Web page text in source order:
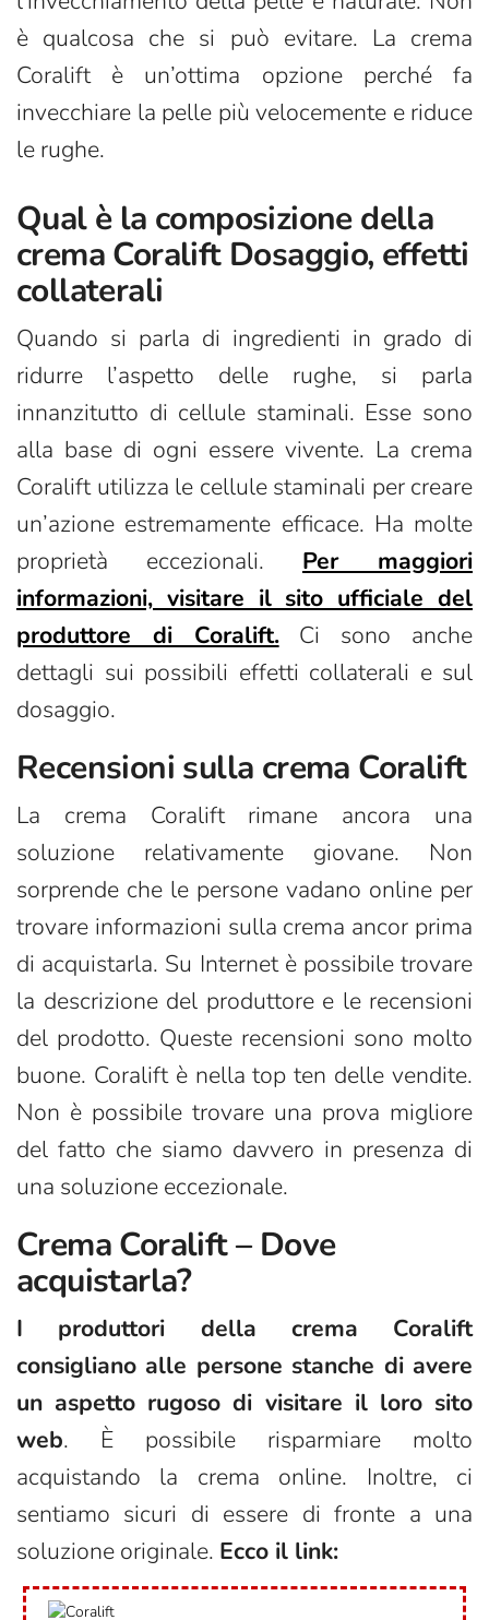
è qualcosa che si può evitare. La crema
Coralift è un’ottima opzione perché fa
invecchiare la pelle più velocemente e riduce
le rughe.
Qual è la composizione della
crema Coralift Dosaggio, effetti
collaterali
Quando si parla di ingredienti in grado di
ridurre l’aspetto delle rughe, si parla
innanzitutto di cellule staminali. Esse sono
alla base di ogni essere vivente. La crema
Coralift utilizza le cellule staminali per creare
un’azione estremamente efficace. Ha molte
proprietà eccezionali. Per maggiori
informazioni, visitare il sito ufficiale del
produttore di Coralift.Ci sono anche
dettagli sui possibili effetti collaterali e sul
dosaggio.
Recensioni sulla crema Coralift
La crema Coralift rimane ancora una
soluzione relativamente giovane. Non
sorprende che le persone vadano online per
trovare informazioni sulla crema ancor prima
di acquistarla. Su Internet è possibile trovare
la descrizione del produttore e le recensioni
del prodotto. Queste recensioni sono molto
buone. Coralift è nella top ten delle vendite.
Non è possibile trovare una prova migliore
del fatto che siamo davvero in presenza di
una soluzione eccezionale.
Crema Coralift – Dove
acquistarla?
I produttori della crema Coralift
consigliano alle persone stanche di avere
un aspetto rugoso di visitare il loro sito
web. È possibile risparmiare molto
acquistando la crema online. Inoltre, ci
sentiamo sicuri di essere di fronte a una
soluzione originale. Ecco il link: